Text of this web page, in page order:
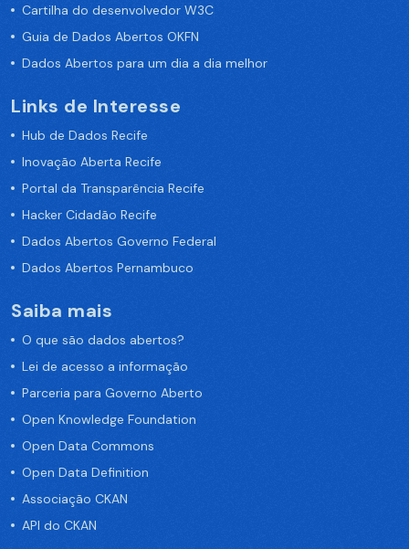
Cartilha do desenvolvedor W3C
Guia de Dados Abertos OKFN
Dados Abertos para um dia a dia melhor
Links de Interesse
Hub de Dados Recife
Inovação Aberta Recife
Portal da Transparência Recife
Hacker Cidadão Recife
Dados Abertos Governo Federal
Dados Abertos Pernambuco
Saiba mais
O que são dados abertos?
Lei de acesso a informação
Parceria para Governo Aberto
Open Knowledge Foundation
Open Data Commons
Open Data Definition
Associação CKAN
API do CKAN